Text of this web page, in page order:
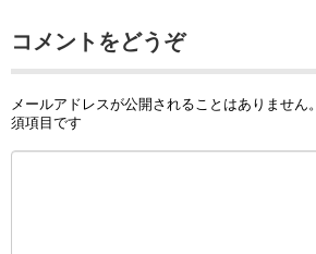
コメントをどうぞ
メールアドレスが公開されることはありません。
須項目です